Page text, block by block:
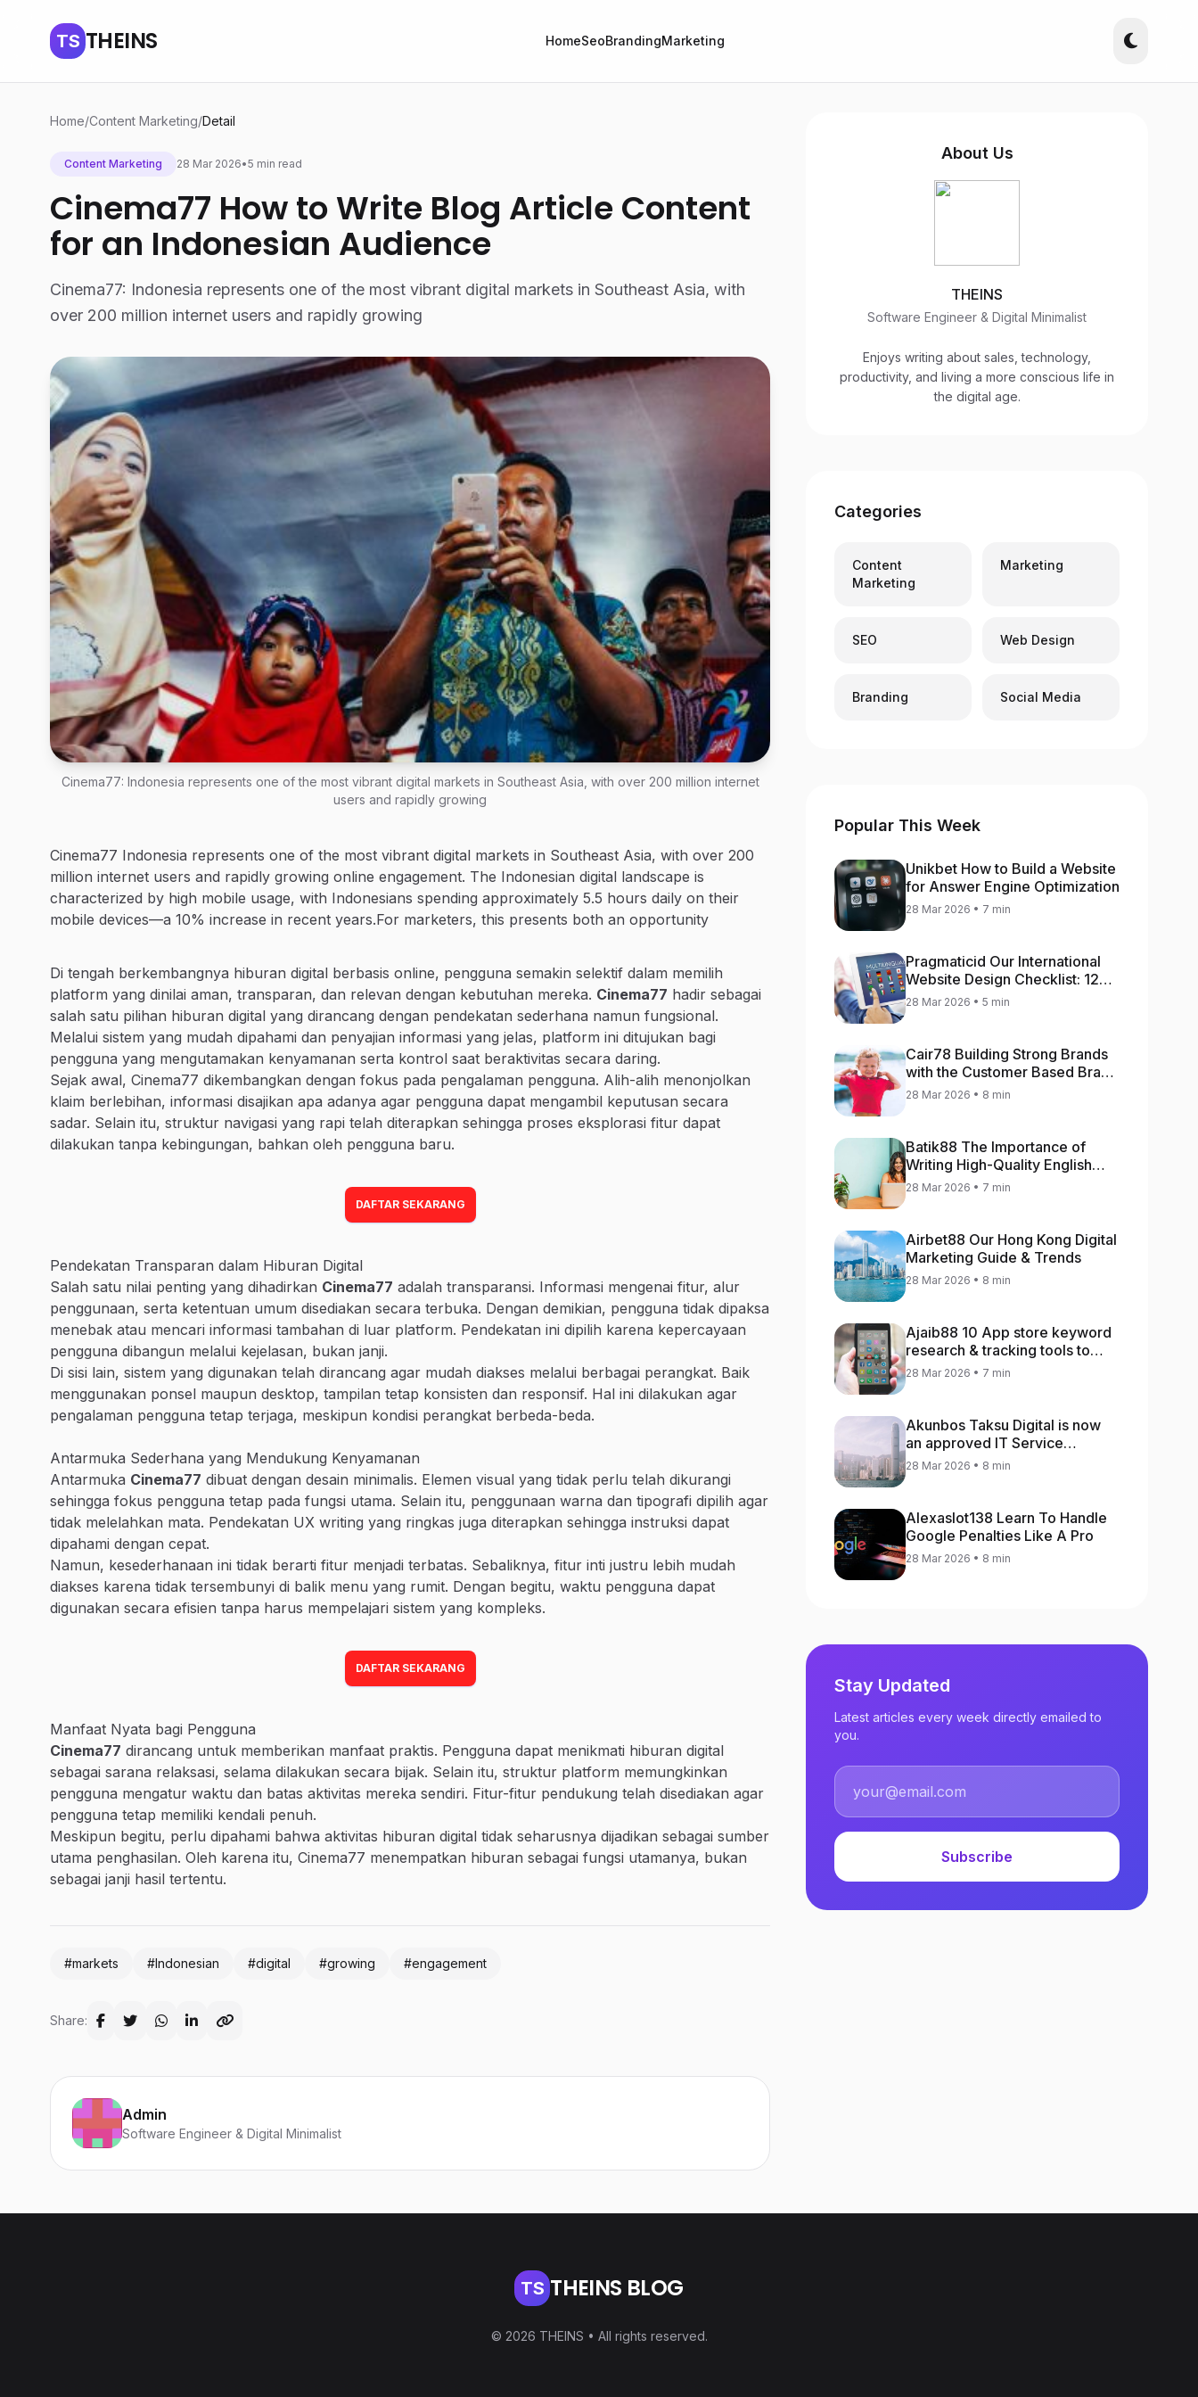
TS THEINS HomeSeoBrandingMarketing
Home/Content Marketing/Detail
Content Marketing 28 Mar 2026•5 min read
Cinema77 How to Write Blog Article Content
for an Indonesian Audience
Cinema77: Indonesia represents one of the most vibrant digital markets in Southeast Asia, with
over 200 million internet users and rapidly growing
Cinema77: Indonesia represents one of the most vibrant digital markets in Southeast Asia, with over 200 million internet
users and rapidly growing
Cinema77 Indonesia represents one of the most vibrant digital markets in Southeast Asia, with over 200
million internet users and rapidly growing online engagement. The Indonesian digital landscape is
characterized by high mobile usage, with Indonesians spending approximately 5.5 hours daily on their
mobile devices—a 10% increase in recent years.For marketers, this presents both an opportunity
Di tengah berkembangnya hiburan digital berbasis online, pengguna semakin selektif dalam memilih
platform yang dinilai aman, transparan, dan relevan dengan kebutuhan mereka. Cinema77 hadir sebagai
salah satu pilihan hiburan digital yang dirancang dengan pendekatan sederhana namun fungsional.
Melalui sistem yang mudah dipahami dan penyajian informasi yang jelas, platform ini ditujukan bagi
pengguna yang mengutamakan kenyamanan serta kontrol saat beraktivitas secara daring.
Sejak awal, Cinema77 dikembangkan dengan fokus pada pengalaman pengguna. Alih-alih menonjolkan
klaim berlebihan, informasi disajikan apa adanya agar pengguna dapat mengambil keputusan secara
sadar. Selain itu, struktur navigasi yang rapi telah diterapkan sehingga proses eksplorasi fitur dapat
dilakukan tanpa kebingungan, bahkan oleh pengguna baru.
DAFTAR SEKARANG
Pendekatan Transparan dalam Hiburan Digital
Salah satu nilai penting yang dihadirkan Cinema77 adalah transparansi. Informasi mengenai fitur, alur
penggunaan, serta ketentuan umum disediakan secara terbuka. Dengan demikian, pengguna tidak dipaksa
menebak atau mencari informasi tambahan di luar platform. Pendekatan ini dipilih karena kepercayaan
pengguna dibangun melalui kejelasan, bukan janji.
Di sisi lain, sistem yang digunakan telah dirancang agar mudah diakses melalui berbagai perangkat. Baik
menggunakan ponsel maupun desktop, tampilan tetap konsisten dan responsif. Hal ini dilakukan agar
pengalaman pengguna tetap terjaga, meskipun kondisi perangkat berbeda-beda.
Antarmuka Sederhana yang Mendukung Kenyamanan
Antarmuka Cinema77 dibuat dengan desain minimalis. Elemen visual yang tidak perlu telah dikurangi
sehingga fokus pengguna tetap pada fungsi utama. Selain itu, penggunaan warna dan tipografi dipilih agar
tidak melelahkan mata. Pendekatan UX writing yang ringkas juga diterapkan sehingga instruksi dapat
dipahami dengan cepat.
Namun, kesederhanaan ini tidak berarti fitur menjadi terbatas. Sebaliknya, fitur inti justru lebih mudah
diakses karena tidak tersembunyi di balik menu yang rumit. Dengan begitu, waktu pengguna dapat
digunakan secara efisien tanpa harus mempelajari sistem yang kompleks.
DAFTAR SEKARANG
Manfaat Nyata bagi Pengguna
Cinema77 dirancang untuk memberikan manfaat praktis. Pengguna dapat menikmati hiburan digital
sebagai sarana relaksasi, selama dilakukan secara bijak. Selain itu, struktur platform memungkinkan
pengguna mengatur waktu dan batas aktivitas mereka sendiri. Fitur-fitur pendukung telah disediakan agar
pengguna tetap memiliki kendali penuh.
Meskipun begitu, perlu dipahami bahwa aktivitas hiburan digital tidak seharusnya dijadikan sebagai sumber
utama penghasilan. Oleh karena itu, Cinema77 menempatkan hiburan sebagai fungsi utamanya, bukan
sebagai janji hasil tertentu.
#markets #Indonesian #digital #growing #engagement
Share:
Admin
Software Engineer & Digital Minimalist
About Us
THEINS
Software Engineer & Digital Minimalist
Enjoys writing about sales, technology,
productivity, and living a more conscious life in
the digital age.
Categories
Content
Marketing
Marketing
SEO Web Design
Branding Social Media
Popular This Week
Unikbet How to Build a Website
for Answer Engine Optimization
28 Mar 2026 • 7 min
Pragmaticid Our International
Website Design Checklist: 12
Key Stages
28 Mar 2026 • 5 min
Cair78 Building Strong Brands
with the Customer Based Brand
Equity (CBBE) Model
28 Mar 2026 • 8 min
Batik88 The Importance of
Writing High-Quality English
Content
28 Mar 2026 • 7 min
Airbet88 Our Hong Kong Digital
Marketing Guide & Trends
28 Mar 2026 • 8 min
Ajaib88 10 App store keyword
research & tracking tools to
increase app rankings
28 Mar 2026 • 7 min
Akunbos Taksu Digital is now
an approved IT Service
Provider for the Hong Kong
28 Mar 2026 • 8 min
Alexaslot138 Learn To Handle
Google Penalties Like A Pro
28 Mar 2026 • 8 min
Stay Updated
Latest articles every week directly emailed to
you.
Subscribe
TS THEINS BLOG
© 2026 THEINS • All rights reserved.